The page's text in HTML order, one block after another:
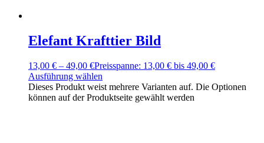
Elefant Krafttier Bild
13,00 € – 49,00 €Preisspanne: 13,00 € bis 49,00 €
Ausführung wählen
Dieses Produkt weist mehrere Varianten auf. Die Optionen
können auf der Produktseite gewählt werden